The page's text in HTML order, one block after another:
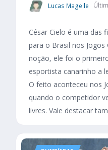
Lucas Magelle
César Cielo é uma das
para o Brasil nos
noção, ele foi o
esportista canarinho a
O feito aconteceu nos
quando o competidor
livres. Vale destacar